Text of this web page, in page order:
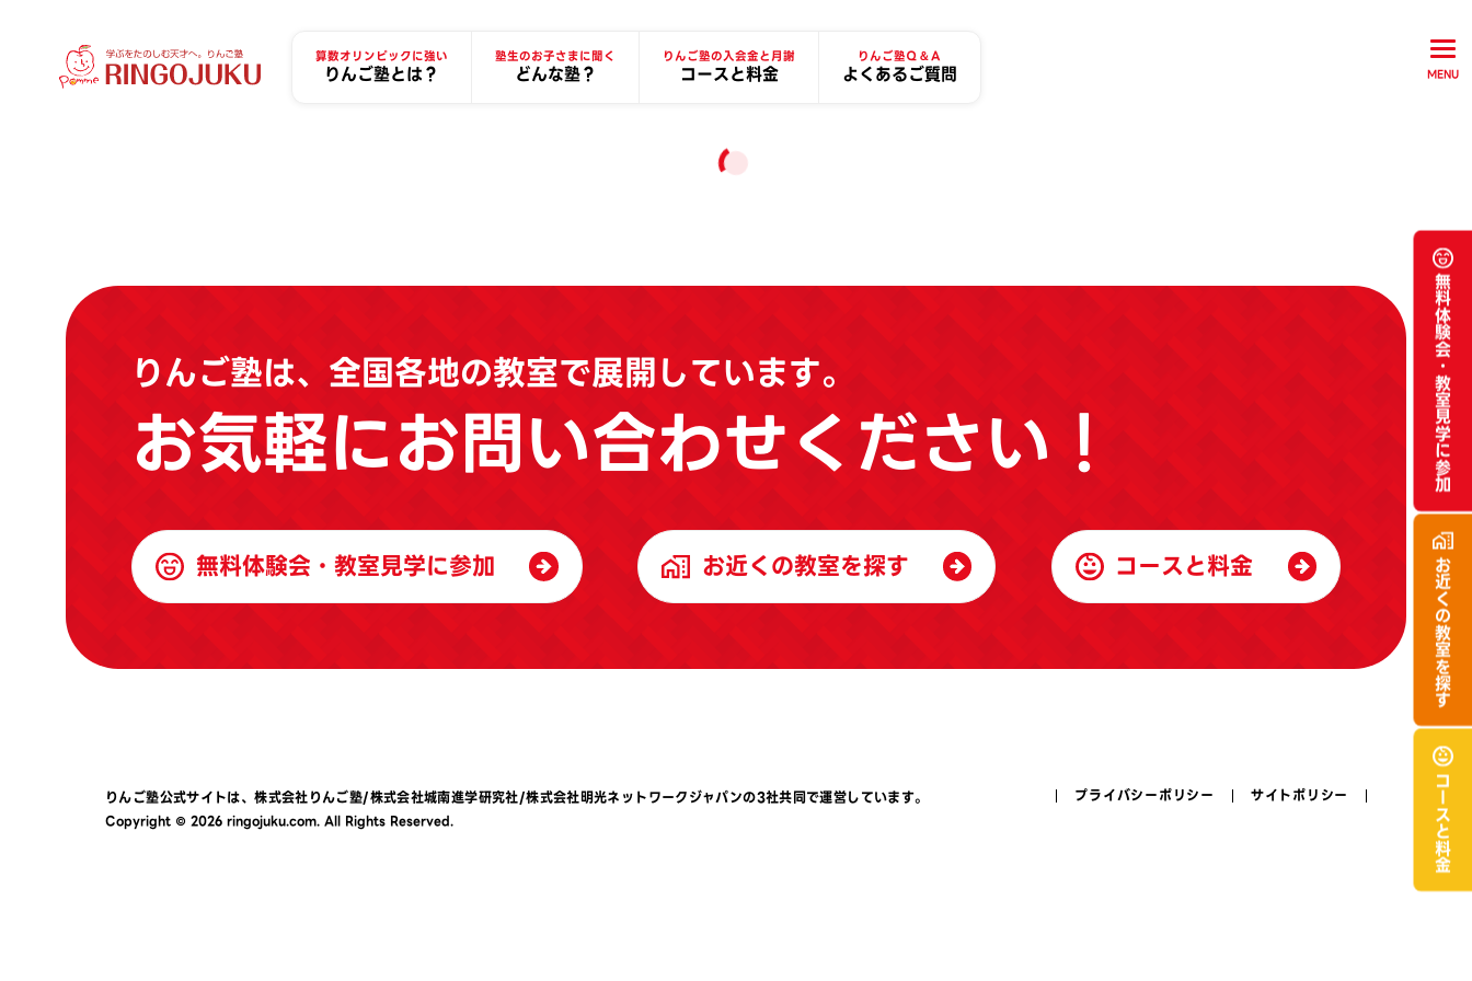
算数オリンピックに強い
りんご塾とは？
塾生のお子さまに聞く
どんな塾？
りんご塾の入会金と月謝
コースと料金
りんご塾Ｑ＆Ａ
よくあるご質問 MENU
無料体験会・
教室見学に参加
お近くの
教室を探す
コースと
料金
りんご塾は、全国各地の教室で展開しています。
お気軽にお問い合わせください！
無料体験会・教室見学に参加 お近くの教室を探す コースと料金
プライバシーポリシー サイトポリシー
りんご塾公式サイトは、株式会社りんご塾/株式会社城南進学研究社/株式会社明光ネットワークジャパンの3社共同で運営しています。
Copyright © 2026 ringojuku.com. All Rights Reserved.